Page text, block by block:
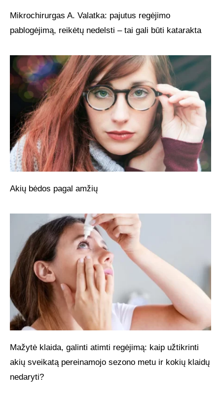
Mikrochirurgas A. Valatka: pajutus regėjimo
pablogėjimą, reikėtų nedelsti – tai gali būti katarakta
Akių bėdos pagal amžių
Mažytė klaida, galinti atimti regėjimą: kaip užtikrinti
akių sveikatą pereinamojo sezono metu ir kokių klaidų
nedaryti?